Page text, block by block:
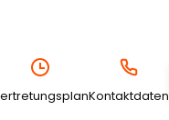
Kontaktdaten